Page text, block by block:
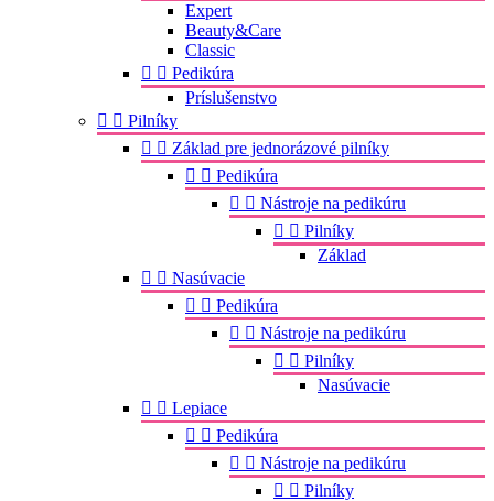
Expert
Beauty&Care
Classic
  Pedikúra
Príslušenstvo
  Pilníky
  Základ pre jednorázové pilníky
  Pedikúra
  Nástroje na pedikúru
  Pilníky
Základ
  Nasúvacie
  Pedikúra
  Nástroje na pedikúru
  Pilníky
Nasúvacie
  Lepiace
  Pedikúra
  Nástroje na pedikúru
  Pilníky